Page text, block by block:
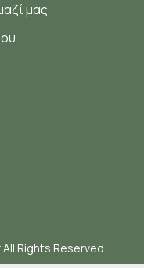
μας
Rights Reserved.